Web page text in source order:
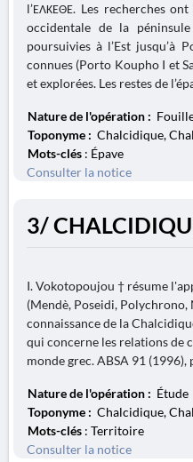
l’ΕΛΚΕΘΕ. Les recherches
occidentale de la
poursuivies à l’Est jusqu’à
connues (Porto Koupho I et
et explorées. Les restes de
Nature de l'opération :
Toponyme : Chalcidique,
Mots-clés : Épave
Consulter la notice
3/
I. Vokotopoujou † résume
(Mendè, Poseidi, Polychrono,
connaissance de la
qui concerne les relations de
monde grec. ABSA 91 (1996),
Nature de l'opération : Étude
Toponyme : Chalcidique,
Mots-clés : Territoire
Consulter la notice